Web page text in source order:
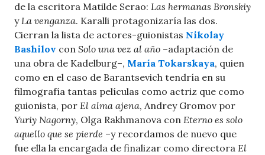
de la escritora Matilde Serao: Las hermanas Bronskiy
yLa venganza. Karalli protagonizaría las dos.
Cierran la lista de actores-guionistas Nikolay
Bashilov con Solo una vez al año –adaptación de
una obra de Kadelburg–, María Tokarskaya, quien
como en el caso de Barantsevich tendría en su
filmografía tantas películas como actriz que como
guionista, por El alma ajena, Andrey Gromov por
Yuriy Nagorny, Olga Rakhmanova con Eterno es solo
aquello que se pierde –y recordamos de nuevo que
fue ella la encargada de finalizar como directora El